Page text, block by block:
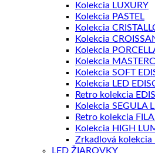
Kolekcia LUXURY
Kolekcia PASTEL
Kolekcia
Kolekcia
Kolekcia
Kolekcia
Kolekcia SOFT
Kolekcia LED
Retro kolekcia
Kolekcia SEGULA
Retro kolekcia
Kolekcia HIGH
Zrkadlová kolekcia
LED ŽIAROVKY